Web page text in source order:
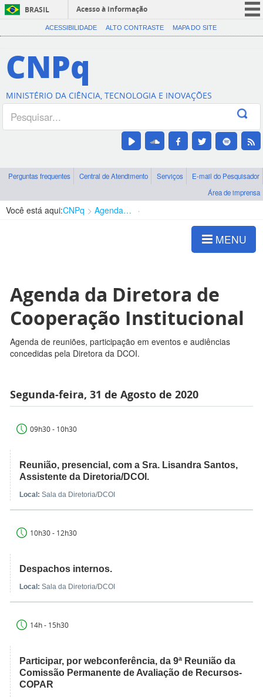
BRASIL
Acesso à informação
CORONAVÍRUS (COVID-19)
Canais
ACESSIBILIDADE ALTO CONTRASTE MAPA DO SITE
CNPq
MINISTÉRIO DA CIÊNCIA, TECNOLOGIA E INOVAÇÕES
Perguntas frequentes Central de Atendimento Serviços
E-mail do Pesquisador
Área de imprensa
Você está aqui:CNPq Agenda de autoridades
MENU
Agenda da Diretora de
Cooperação Institucional
Agenda de reuniões, participação em eventos e audiências
concedidas pela Diretora da DCOI.
Segunda-feira, 31 de Agosto de 2020
09h30 - 10h30
Reunião, presencial, com a Sra. Lisandra Santos,
Assistente da Diretoria/DCOI.
Local: Sala da Diretoria/DCOI
10h30 - 12h30
Despachos internos.
Local: Sala da Diretoria/DCOI
14h - 15h30
Participar, por webconferência, da 9ª Reunião da
Comissão Permanente de Avaliação de Recursos-
COPAR